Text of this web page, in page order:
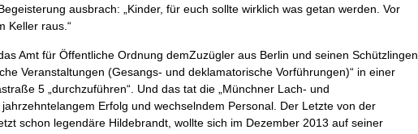
ausbrach: „Kinder, für euch sollte wirklich was getan werden. Vor
Keller raus.“
Amt für Öffentliche Ordnung demZuzügler aus Berlin und seinen Schützlingen,
Veranstaltungen (Gesangs- und deklamatorische Vorführungen)“ in einer
5 „durchzuführen“. Und das tat die „Münchner Lach- und
Erfolg und wechselndem Personal. Der Letzte von der
schon legendäre Hildebrandt, wollte sich im Dezember 2013 auf seiner